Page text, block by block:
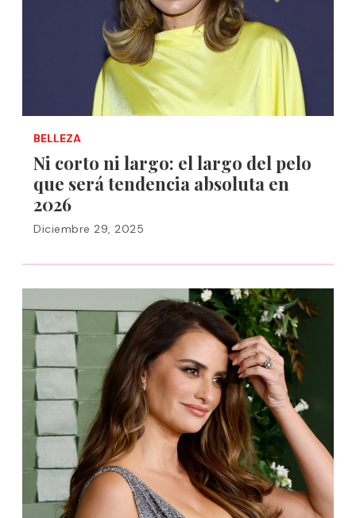
BELLEZA
Ni corto ni largo: el largo del pelo
que será tendencia absoluta en
2026
Diciembre 29, 2025